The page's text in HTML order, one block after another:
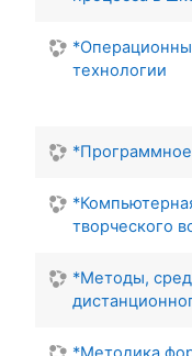
технологии
творческого
*Методы,